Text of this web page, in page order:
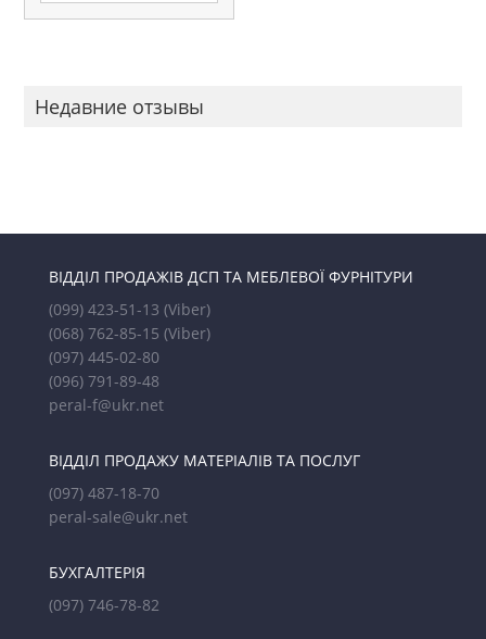
Недавние отзывы
ВІДДІЛ ПРОДАЖІВ ДСП ТА МЕБЛЕВОЇ ФУРНІТУРИ
(099) 423-51-13 (Viber)
(068) 762-85-15 (Viber)
(097) 445-02-80
(096) 791-89-48
peral-f@ukr.net
ВІДДІЛ ПРОДАЖУ МАТЕРІАЛІВ ТА ПОСЛУГ
(097) 487-18-70
peral-sale@ukr.net
БУХГАЛТЕРІЯ
(097) 746-78-82